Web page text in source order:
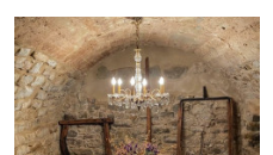
セビリアにある地中海スタ
イルのおしゃれな地下室の
写真